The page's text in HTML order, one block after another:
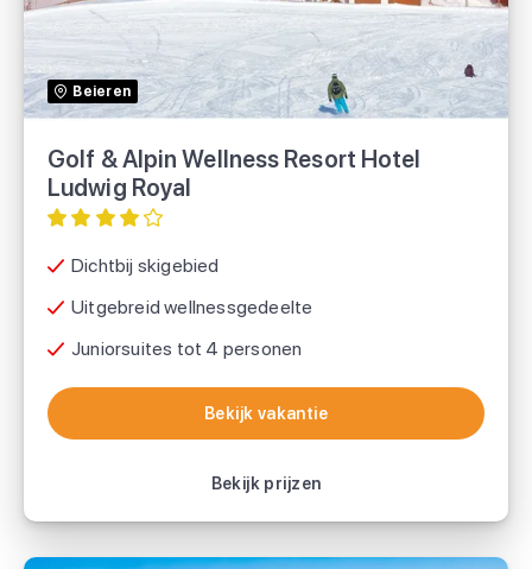
Beieren
Golf & Alpin Wellness Resort Hotel
Ludwig Royal
Dichtbij skigebied
Uitgebreid wellnessgedeelte
Juniorsuites tot 4 personen
Bekijk vakantie
Bekijk prijzen
SnowTrex
Bekijk vakantie